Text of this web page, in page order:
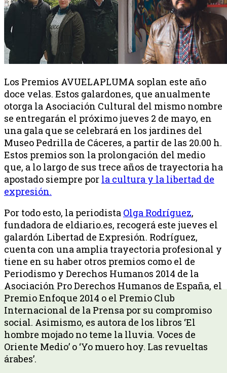
Los Premios AVUELAPLUMA soplan este año
doce velas. Estos galardones, que anualmente
otorga la Asociación Cultural del mismo nombre
se entregarán el próximo jueves 2 de mayo, en
una gala que se celebrará en los jardines del
Museo Pedrilla de Cáceres, a partir de las 20.00 h.
Estos premios son la prolongación del medio
que, a lo largo de sus trece años de trayectoria ha
apostado siempre por la cultura y la libertad de
expresión.
Por todo esto, la periodista Olga Rodríguez,
fundadora de eldiario.es, recogerá este jueves el
galardón Libertad de Expresión. Rodríguez,
cuenta con una amplia trayectoria profesional y
tiene en su haber otros premios como el de
Periodismo y Derechos Humanos 2014 de la
Asociación Pro Derechos Humanos de España, el
Premio Enfoque 2014 o el Premio Club
Internacional de la Prensa por su compromiso
social. Asimismo, es autora de los libros ‘El
hombre mojado no teme la lluvia. Voces de
Oriente Medio’ o ‘Yo muero hoy. Las revueltas
árabes’.